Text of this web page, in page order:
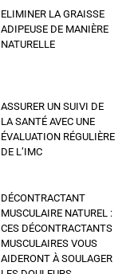
ELIMINER LA GRAISSE
ADIPEUSE DE MANIÈRE
NATURELLE
ASSURER UN SUIVI DE
LA SANTÉ AVEC UNE
ÉVALUATION RÉGULIÈRE
DE L’IMC
DÉCONTRACTANT
MUSCULAIRE NATUREL :
CES DÉCONTRACTANTS
MUSCULAIRES VOUS
AIDERONT À SOULAGER